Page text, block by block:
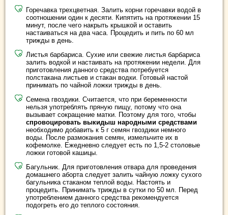
Горечавка трехцветная. Залить корни горечавки водой в
соотношении один к десяти. Кипятить на протяжении 15
минут, после чего накрыть крышкой и оставить
настаиваться на два часа. Процедить и пить по 60 мл
трижды в день.
Листья барбариса. Сухие или свежие листья барбариса
залить водкой и настаивать на протяжении недели. Для
приготовления данного средства потребуется
полстакана листьев и стакан водки. Готовый настой
принимать по чайной ложки трижды в день.
Семена гвоздики. Считается, что при беременности
нельзя употреблять пряную пищу, потому что она
вызывает сокращение матки. Поэтому для того, чтобы
спровоцировать выкидыш народными средствами
необходимо добавить к 5 г семян гвоздики немного
воды. После размокания семян, измельчите их в
кофемолке. Ежедневно следует есть по 1,5-2 столовые
ложки готовой кашицы.
Багульник. Для приготовления отвара для проведения
домашнего аборта следует залить чайную ложку сухого
багульника стаканом теплой воды. Настоять и
процедить. Принимать трижды в сутки по 50 мл. Перед
употреблением данного средства рекомендуется
подогреть его до теплого состояния.